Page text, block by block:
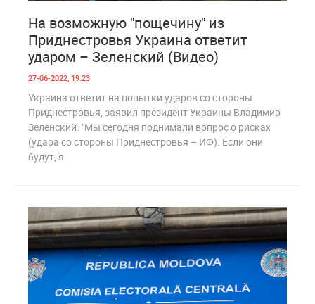
На возможную "пощечину" из
Приднестровья Украина ответит
ударом – Зеленский (Видео)
27-06-2022, 19:23
Украина ответит на попытки ударов со стороны
Приднестровья, заявил президент Украины Владимир
Зеленский. "Мы сегодня поднимали вопрос о рисках
(удара со стороны Приднестровья – ИФ). Если они
будут, я